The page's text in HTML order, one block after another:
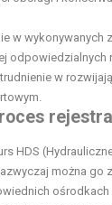
w wykonywanych
odpowiedzialnych
w
HDS
można go